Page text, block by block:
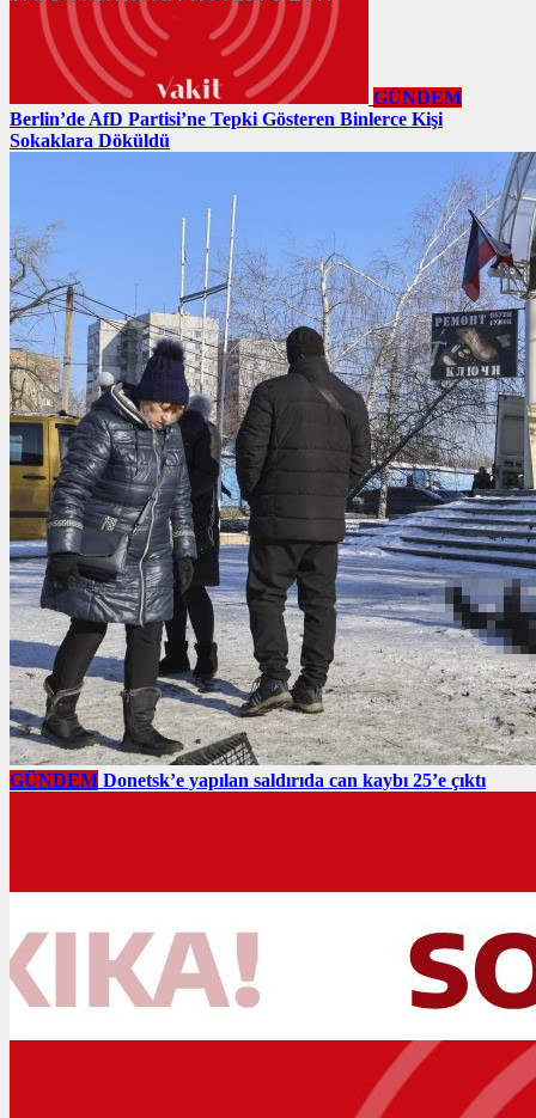
GÜNDEM
Berlin’de AfD Partisi’ne Tepki Gösteren Binlerce Kişi
Sokaklara Döküldü
GÜNDEM Donetsk’e yapılan saldırıda can kaybı 25’e çıktı